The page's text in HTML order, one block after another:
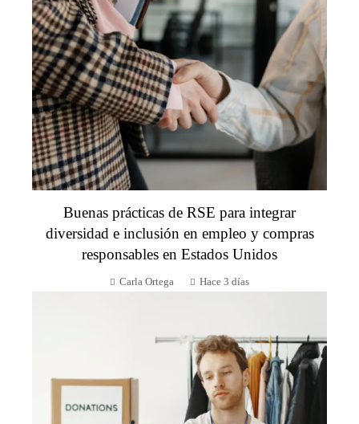
Buenas prácticas de RSE para integrar
diversidad e inclusión en empleo y compras
responsables en Estados Unidos
Carla Ortega Hace 3 días